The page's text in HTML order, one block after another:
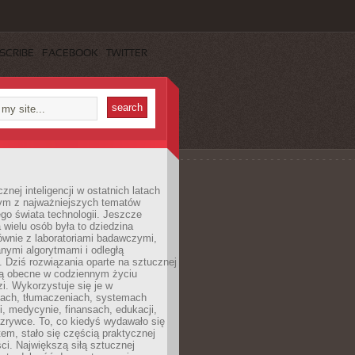
FACEBOOK TWITTER
inteligencji w ostatnich latach
z najważniejszych tematów
świata technologii. Jeszcze
wielu osób była to dziedzina
z laboratoriami badawczymi,
algorytmami i odległą
Dziś rozwiązania oparte na sztucznej
obecne w codziennym życiu
Wykorzystuje się je w
tłumaczeniach, systemach
medycynie, finansach, edukacji,
To, co kiedyś wydawało się
stało się częścią praktycznej
Największą siłą sztucznej